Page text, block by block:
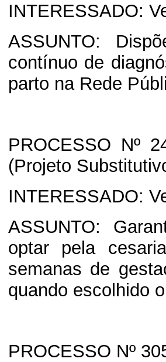
INTERESSADO:
ASSUNTO:
contínuo de
parto na Rede
PROCESSO Nº
(Projeto
INTERESSADO:
ASSUNTO:
optar pela
semanas de
quando escolhido
PROCESSO Nº